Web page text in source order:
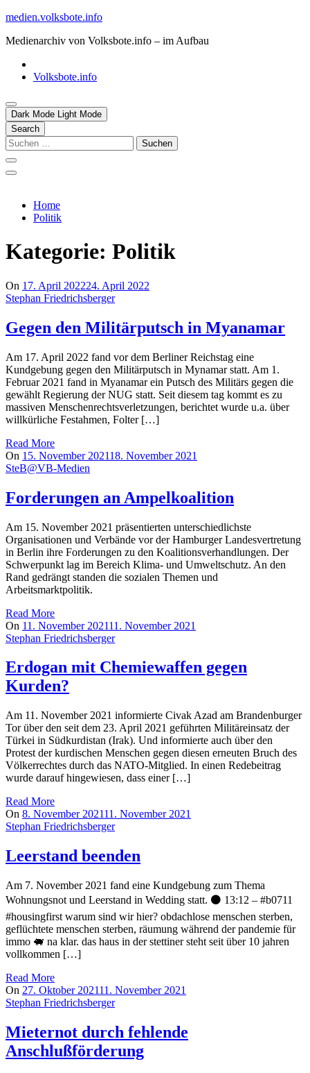
Skip
content
medien.volksbote.info
Medienarchiv von Volksbote.info – im Aufbau
Volksbote.info
Dark Mode Light Mode
Search
Suchen
nach:
Home
Politik
Kategorie: Politik
On 17. April 202224. April 2022
Stephan Friedrichsberger
Gegen den Militärputsch in Myanamar
Am 17. April 2022 fand vor dem Berliner Reichstag eine
Kundgebung gegen den Militärputsch in Mynamar statt. Am 1.
Februar 2021 fand in Myanamar ein Putsch des Militärs gegen die
gewählt Regierung der NUG statt. Seit diesem tag kommt es zu
massiven Menschenrechtsverletzungen, berichtet wurde u.a. über
willkürliche Festahmen, Folter […]
Read More
On 15. November 202118. November 2021
SteB@VB-Medien
Forderungen an Ampelkoalition
Am 15. November 2021 präsentierten unterschiedlichste
Organisationen und Verbände vor der Hamburger Landesvertretung
in Berlin ihre Forderungen zu den Koalitionsverhandlungen. Der
Schwerpunkt lag im Bereich Klima- und Umweltschutz. An den
Rand gedrängt standen die sozialen Themen und
Arbeitsmarktpolitik.
Read More
On 11. November 202111. November 2021
Stephan Friedrichsberger
Erdogan mit Chemiewaffen gegen
Kurden?
Am 11. November 2021 informierte Civak Azad am Brandenburger
Tor über den seit dem 23. April 2021 geführten Militäreinsatz der
Türkei in Südkurdistan (Irak). Und informierte auch über den
Protest der kurdischen Menschen gegen diesen erneuten Bruch des
Völkerrechtes durch das NATO-Mitglied. In einen Redebeitrag
wurde darauf hingewiesen, dass einer […]
Read More
On 8. November 202111. November 2021
Stephan Friedrichsberger
Leerstand beenden
Am 7. November 2021 fand eine Kundgebung zum Thema
Wohnungsnot und Leerstand in Wedding statt. ⚫️ 13:12 – #b0711
#housingfirst warum sind wir hier? obdachlose menschen sterben,
geflüchtete menschen sterben, räumung während der pandemie für
immo 🐖 na klar. das haus in der stettiner steht seit über 10 jahren
vollkommen […]
Read More
On 27. Oktober 202111. November 2021
Stephan Friedrichsberger
Mieternot durch fehlende
Anschlußförderung